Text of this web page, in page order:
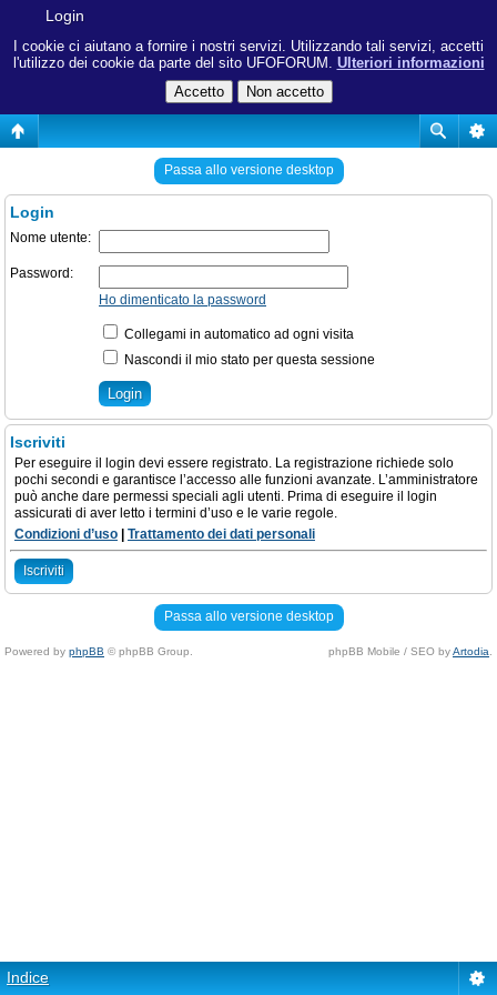
I cookie ci aiutano a fornire i nostri servizi. Utilizzando tali servizi, accetti
l'utilizzo dei cookie da parte del sito UFOFORUM. Ulteriori informazioni
Login
Passa allo versione desktop
Login
Nome utente:
Password:
Ho dimenticato la password
Collegami in automatico ad ogni visita
Nascondi il mio stato per questa sessione
Iscriviti
Per eseguire il login devi essere registrato. La registrazione richiede solo
pochi secondi e garantisce l’accesso alle funzioni avanzate. L’amministratore
può anche dare permessi speciali agli utenti. Prima di eseguire il login
assicurati di aver letto i termini d’uso e le varie regole.
Condizioni d’uso
Trattamento dei dati personali
Iscriviti
Passa allo versione desktop
Powered by phpBB © phpBB Group. phpBB Mobile / SEO byArtodia
Indice